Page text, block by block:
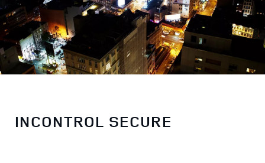
INCONTROL SECURE